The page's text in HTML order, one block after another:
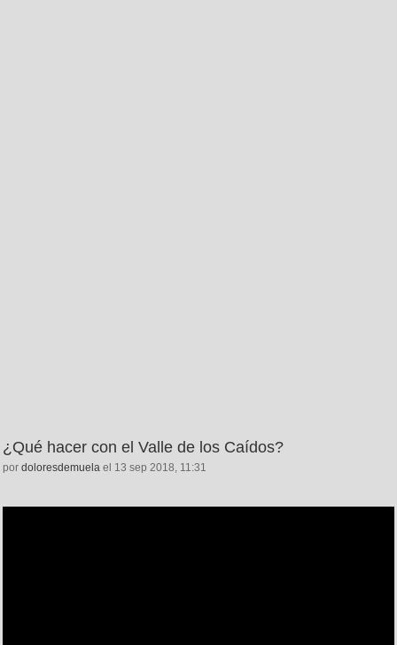
¿Qué hacer con el Valle de los Caídos?
por doloresdemuela el 13 sep 2018, 11:31